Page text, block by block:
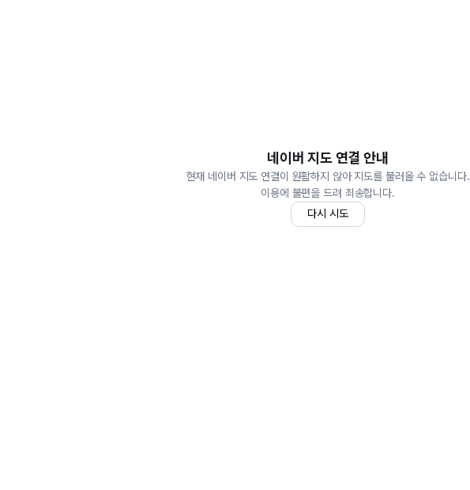
네이버 지도 연결 안내
현재 네이버 지도 연결이 원활하지 않아 지도를 불러올 수 없습니다.
이용에 불편을 드려 죄송합니다.
다시 시도